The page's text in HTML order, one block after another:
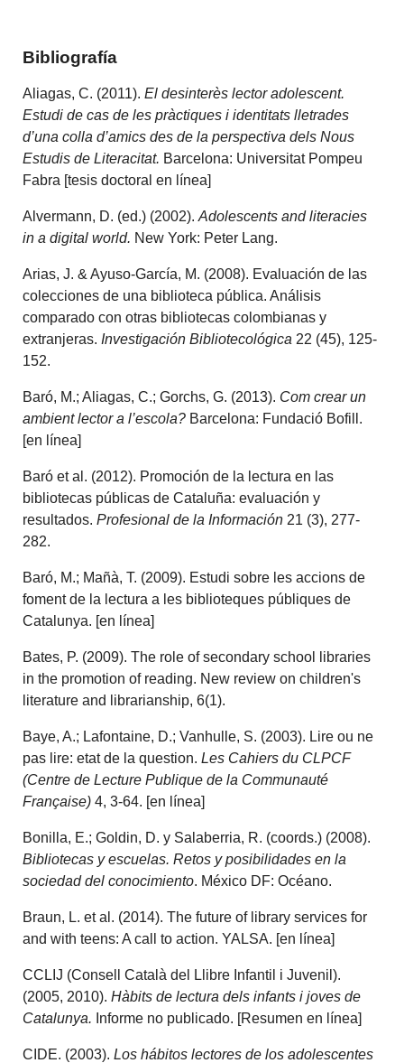
Bibliografía
Aliagas, C. (2011).El desinterès lector adolescent.
Estudi de cas de les pràctiques i identitats lletrades
d’una colla d’amics des de la perspectiva dels Nous
Estudis de Literacitat. Barcelona: Universitat Pompeu
Fabra [tesis doctoral en línea]
Alvermann, D. (ed.) (2002).Adolescents and literacies
in a digital world. New York: Peter Lang.
Arias, J. & Ayuso-García, M. (2008). Evaluación de las
colecciones de una biblioteca pública. Análisis
comparado con otras bibliotecas colombianas y
extranjeras. Investigación Bibliotecológica 22 (45), 125-
152.
Baró, M.; Aliagas, C.; Gorchs, G. (2013). Com crear un
ambient lector a l’escola? Barcelona: Fundació Bofill.
[en línea]
Baró et al. (2012). Promoción de la lectura en las
bibliotecas públicas de Cataluña: evaluación y
resultados.Profesional de la Información 21 (3), 277-
282.
Baró, M.; Mañà, T. (2009). Estudi sobre les accions de
foment de la lectura a les biblioteques públiques de
Catalunya. [en línea]
Bates, P. (2009). The role of secondary school libraries
in the promotion of reading. New review on children's
literature and librarianship, 6(1).
Baye, A.; Lafontaine, D.; Vanhulle, S. (2003). Lire ou ne
pas lire: etat de la question.Les Cahiers du CLPCF
(Centre de Lecture Publique de la Communauté
Française)4, 3-64. [en línea]
Bonilla, E.; Goldin, D. y Salaberria, R. (coords.) (2008).
Bibliotecas y escuelas. Retos y posibilidades en la
sociedad del conocimiento. México DF: Océano.
Braun, L. et al. (2014). The future of library services for
and with teens: A call to action. YALSA. [en línea]
CCLIJ (Consell Català del Llibre Infantil i Juvenil).
(2005, 2010).Hàbits de lectura dels infants i joves de
Catalunya. Informe no publicado. [Resumen en línea]
CIDE. (2003).Los hábitos lectores de los adolescentes